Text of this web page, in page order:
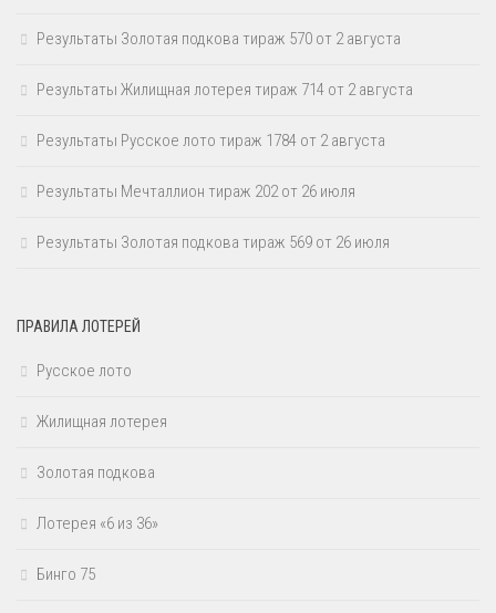
Результаты Золотая подкова тираж 570 от 2 августа
Результаты Жилищная лотерея тираж 714 от 2 августа
Результаты Русское лото тираж 1784 от 2 августа
Результаты Мечталлион тираж 202 от 26 июля
Результаты Золотая подкова тираж 569 от 26 июля
ПРАВИЛА ЛОТЕРЕЙ
Русское лото
Жилищная лотерея
Золотая подкова
Лотерея «6 из 36»
Бинго 75